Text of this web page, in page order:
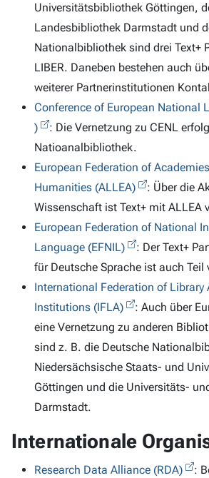
Universitätsbibliothek Göttingen,
Landesbibliothek Darmstadt und
Nationalbibliothek sind drei Text+
LIBER. Daneben bestehen auch
weiterer Partnerinstitutionen
Conference of European National
)
: Die Vernetzung zu CENL
Natioanalbibliothek.
European Federation of
Humanities (ALLEA)
: Über die
Wissenschaft ist Text+ mit ALLEA
European Federation of National
Language (EFNIL)
: Der Text+
für Deutsche Sprache ist auch Teil
International Federation of Library
Institutions (IFLA)
: Auch über
eine Vernetzung zu anderen
sind z. B. die Deutsche
Niedersächsische Staats- und
Göttingen und die Universitäts-
Darmstadt.
Internationale
Research Data Alliance (RDA)
: